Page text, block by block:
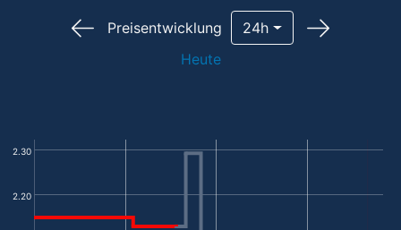
Preisentwicklung
24h
Heute
2.20
2.30